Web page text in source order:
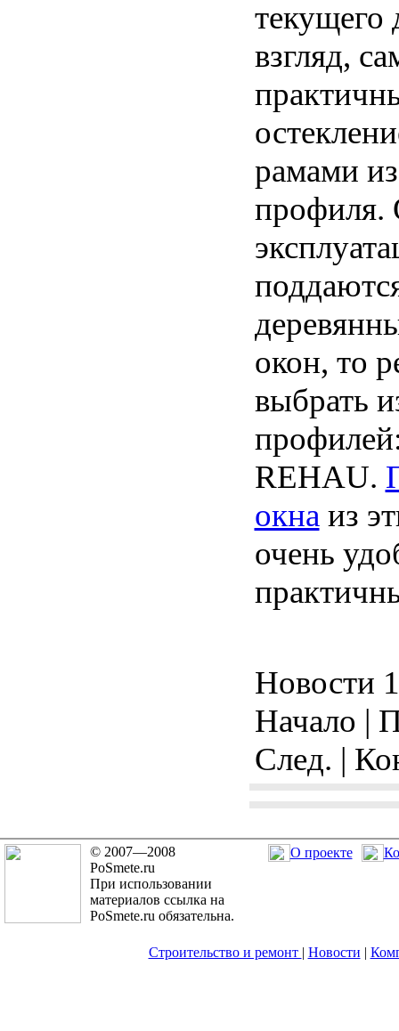
взгляд,
рамами
профиля.
окон, то
выбрать
REHAU.
окна из
очень
Новости
Начало |
След. |
© 2007—2008
PoSmete.ru
При использовании
материалов ссылка на
PoSmete.ru обязательна.
О проекте
Строительство и ремонт | Новости |